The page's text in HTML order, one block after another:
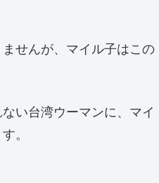
せんが、マイル子はこの
い台湾ウーマンに、マイ
。